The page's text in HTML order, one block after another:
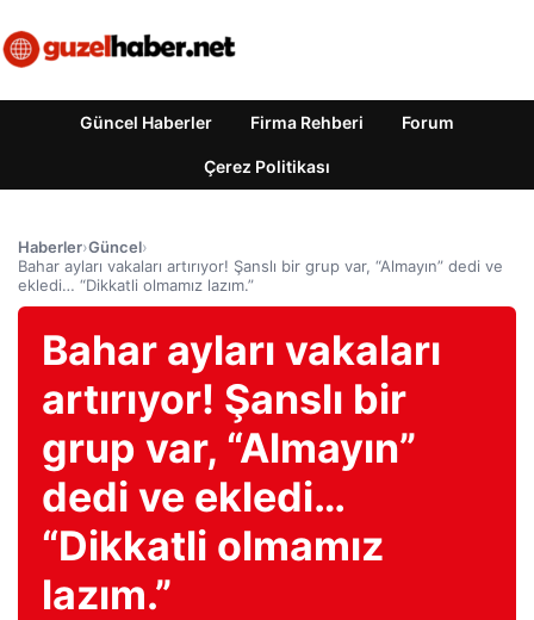
Güncel Haberler Firma Rehberi Forum
Çerez Politikası
Haberler›Güncel›
Bahar ayları vakaları artırıyor! Şanslı bir grup var, “Almayın” dedi ve
ekledi… “Dikkatli olmamız lazım.”
Bahar ayları vakaları
artırıyor! Şanslı bir
grup var, “Almayın”
dedi ve ekledi…
“Dikkatli olmamız
lazım.”